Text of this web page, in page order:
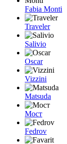
Fabia Monti
Traveler
Salivio
Oscar
Vizzini
Matsuda
Мост
Fedrov